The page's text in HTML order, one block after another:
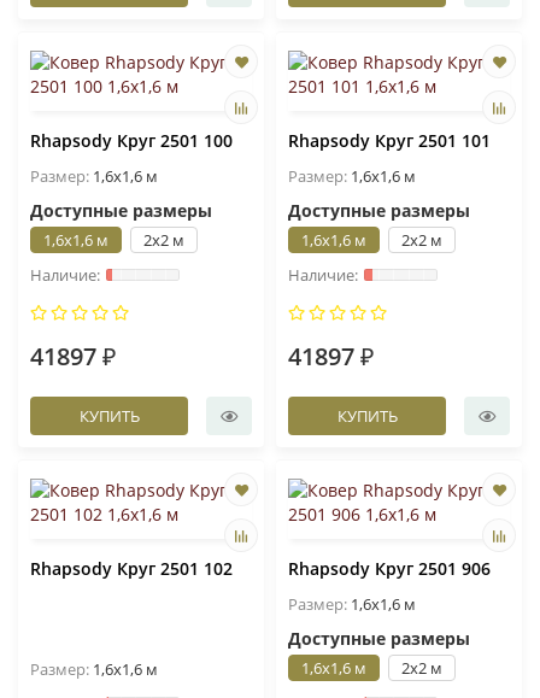
Rhapsody Круг 2501 100
Размер: 1,6x1,6 м
Доступные размеры
1,6x1,6 м 2x2 м
41897 ₽
КУПИТЬ
Rhapsody Круг 2501 101
Размер: 1,6x1,6 м
Доступные размеры
1,6x1,6 м 2x2 м
41897 ₽
КУПИТЬ
Rhapsody Круг 2501 102
Размер: 1,6x1,6 м
Rhapsody Круг 2501 906
Размер: 1,6x1,6 м
Доступные размеры
1,6x1,6 м 2x2 м